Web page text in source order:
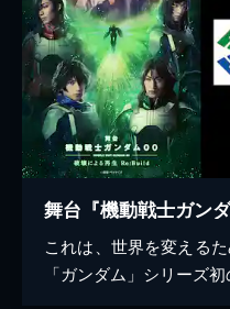
これは、世界を変える
「ガンダム」シリーズ初